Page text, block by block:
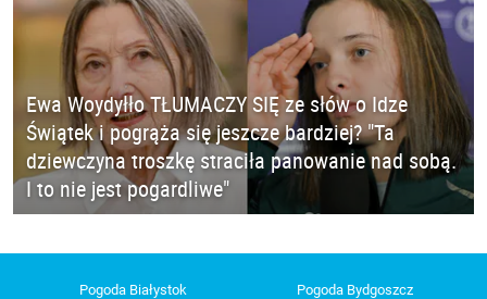
Ewa Woydyłło TŁUMACZY SIĘ ze słów o Idze
Świątek i pogrąża się jeszcze bardziej? "Ta
dziewczyna troszkę straciła panowanie nad sobą.
I to nie jest pogardliwe"
Pogoda Białystok Pogoda Bydgoszcz